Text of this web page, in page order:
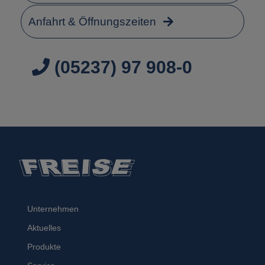
Anfahrt & Öffnungszeiten
(05237) 97 908-0
Unternehmen
Aktuelles
Produkte